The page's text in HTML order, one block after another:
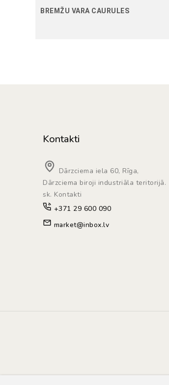
BREMŽU VARA CAURULES
Kontakti
Dārzciema iela 60, Rīga,
Dārzciema biroji industriāla teritorijā.
sk. Kontakti
+371 29 600 090
market@inbox.lv